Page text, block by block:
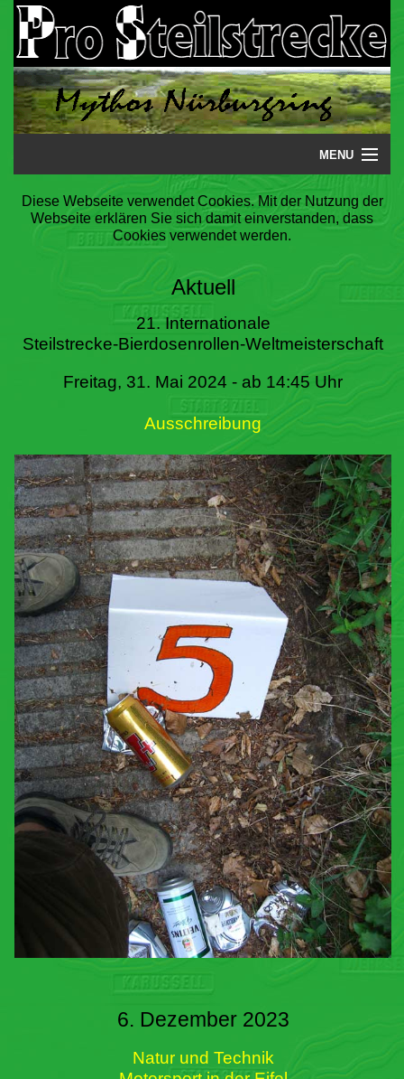
MENU
Startseite
Steilstrecke
Literatur
Termine
Diese Webseite verwendet Cookies. Mit der Nutzung der
Webseite erklären Sie sich damit einverstanden, dass
Cookies verwendet werden.
Aktuell
21. Internationale
Steilstrecke-Bierdosenrollen-Weltmeisterschaft
Freitag, 31. Mai 2024 - ab 14:45 Uhr
Ausschreibung
6. Dezember 2023
Natur und Technik